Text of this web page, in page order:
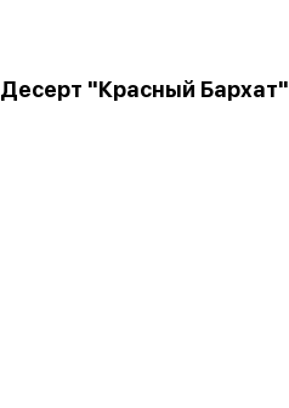
Десерт "Красный Бархат"